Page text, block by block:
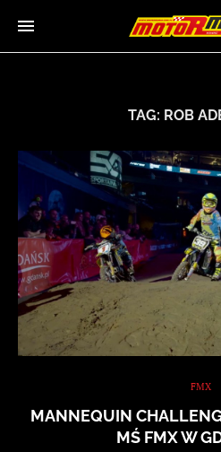
TAG: ROB
FMX
MANNEQUIN
MŚ FMX W